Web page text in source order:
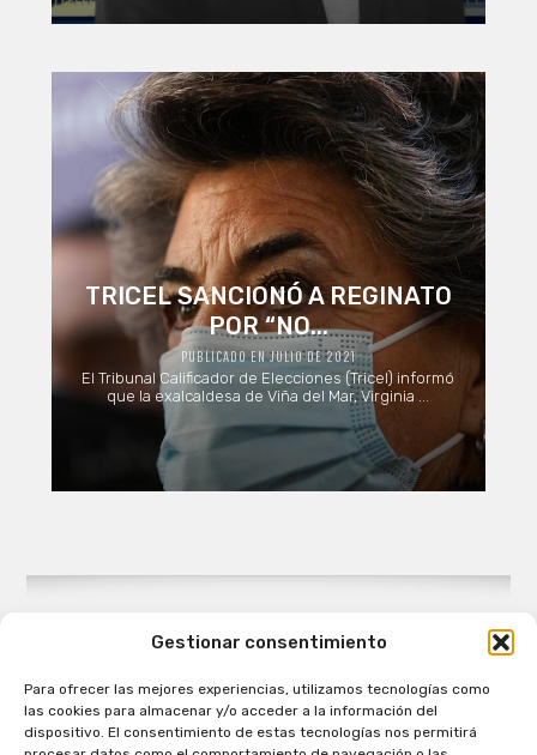
Gestionar consentimiento
Para ofrecer las mejores experiencias, utilizamos tecnologías como
las cookies para almacenar y/o acceder a la información del
dispositivo. El consentimiento de estas tecnologías nos permitirá
TRICEL SANCIONÓ A REGINATO
POR “NO...
PUBLICADO EN JULIO DE 2021
El Tribunal Calificador de Elecciones (Tricel) informó
que la exalcaldesa de Viña del Mar, Virginia ...
Patagual Radio Digital 2026 - Todos los derechos
reservados